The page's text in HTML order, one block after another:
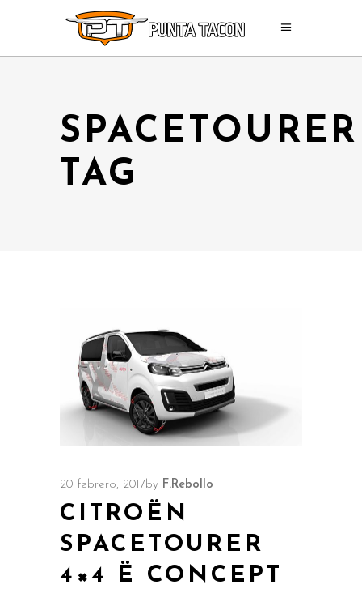
SPACETOURER
TAG
20 febrero, 2017by F.Rebollo
CITROËN
SPACETOURER
4×4 Ë CONCEPT